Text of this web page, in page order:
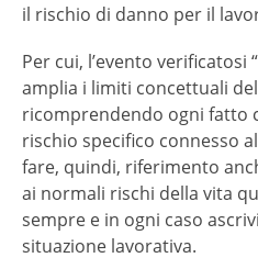
il rischio di danno per il
Per cui, l’evento verificatosi
amplia i limiti concettuali
ricomprendendo ogni fatto
rischio specifico connesso
fare, quindi, riferimento
ai normali rischi della vita
sempre e in ogni caso
situazione lavorativa.